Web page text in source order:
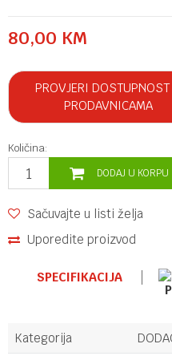
80,00 KM
PROVJERI DOSTUPNOST
PRODAVNICAMA
Količina:
DODAJ U KORPU
Sačuvajte u listi želja
Uporedite proizvod
SPECIFIKACIJA
Kategorija